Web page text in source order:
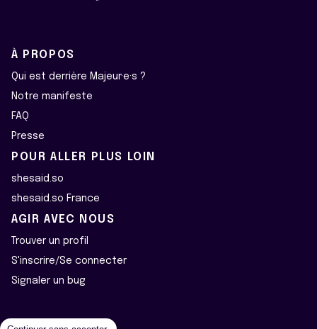
À PROPOS
Qui est derrière Majeur·e·s ?
Notre manifeste
FAQ
Presse
POUR ALLER PLUS LOIN
shesaid.so
shesaid.so France
AGIR AVEC NOUS
Trouver un profil
S'inscrire/Se connecter
Signaler un bug